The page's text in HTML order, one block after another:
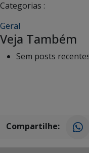
Categorias :
Geral
Veja Também
Sem posts
Compartilhe: